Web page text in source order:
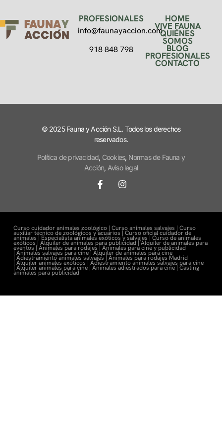
PROFESIONALES
info@faunayaccion.com
918 848 798
HOME
VIVE FAUNA
QUIÉNES
SOMOS
BLOG
PROFESIONALES
CONTACTO
© 2025 Fauna y Acción S.L. Todos los derechos
reservados.
Política de privacidad, Cookies, Normas de Fauna y
Acción, Aviso legal
Curso cuidador animales zoológico | Curso animales salvajes | Curso
auxiliar técnico de zoológicos y acuarios | Curso oficial cuidador de
animales | Especialista animales exóticos y salvajes | Curso de animales
exóticos |Alquiler de animales para publicidad |Alquiler de animales para
eventos |Animales para rodajes | Animales para cine y publicidad
| Animales salvajes para cine | Alquiler de animales para cine
| Adiestramiento animales salvajes | Animales para rodajes Madrid
| Alquiler animales exóticos | Adiestramiento animales salvajes para cine
| Alquiler animales para cine | Animales adiestrados para cine| Casting
animales para publicidad